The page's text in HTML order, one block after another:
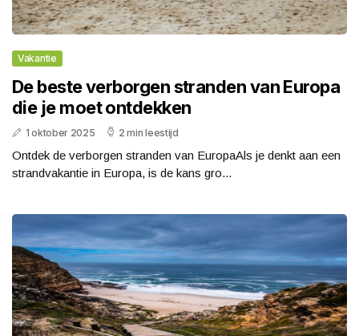
Vakantie
De beste verborgen stranden van Europa
die je moet ontdekken
1 oktober 2025 2 min leestijd
Ontdek de verborgen stranden van EuropaAls je denkt aan een
strandvakantie in Europa, is de kans gro...